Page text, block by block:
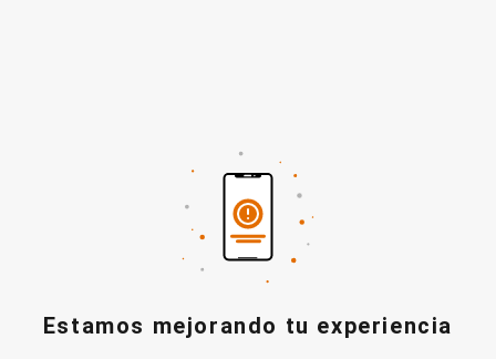
Estamos mejorando tu experiencia